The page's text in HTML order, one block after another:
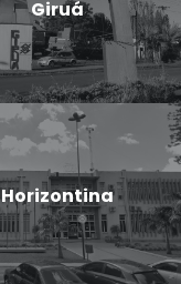
Giruá
Horizontina